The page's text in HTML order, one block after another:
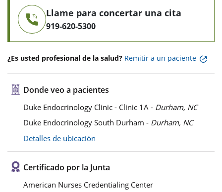
Llame para concertar una cita
919-620-5300
¿Es usted profesional de la salud? Remitir a un paciente
Donde veo a pacientes
Duke Endocrinology Clinic - Clinic 1A - Durham, NC
Duke Endocrinology South Durham - Durham, NC
Detalles de ubicación
Certificado por la Junta
American Nurses Credentialing Center